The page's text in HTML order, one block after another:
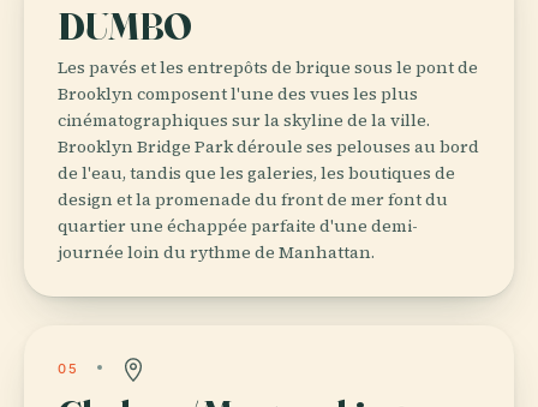
DUMBO
Les pavés et les entrepôts de brique sous le pont de
Brooklyn composent l'une des vues les plus
cinématographiques sur la skyline de la ville.
Brooklyn Bridge Park déroule ses pelouses au bord
de l'eau, tandis que les galeries, les boutiques de
design et la promenade du front de mer font du
quartier une échappée parfaite d'une demi-
journée loin du rythme de Manhattan.
05